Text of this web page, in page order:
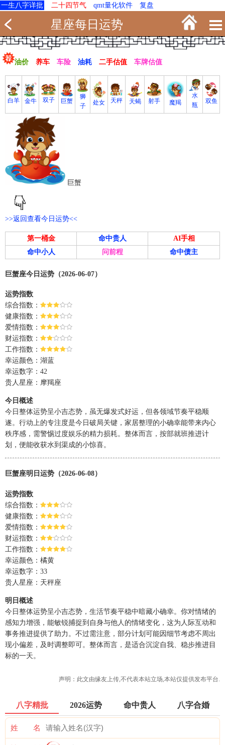
一生八字详批 二十四节气 qmt量化软件 复盘
星座每日运势
油价 养车 车险 油耗 二手估值 车牌估值
白羊 金牛 双子 巨蟹
狮
子
处女 天秤 天蝎 射手 魔羯
水
瓶
双鱼
巨蟹
>>返回查看今日运势<<
第一桶金 命中贵人
AI手相
命中小人
问前程 命中债主
巨蟹座今日运势（2026-06-07）
运势指数
综合指数：
健康指数：
爱情指数：
财运指数：
工作指数：
幸运颜色：湖蓝
幸运数字：42
贵人星座：摩羯座
今日概述
今日整体运势呈小吉态势，虽无爆发式好运，但各领域节奏平稳顺
遂。行动上的专注度是今日破局关键，家居整理的小确幸能带来内心
秩序感，需警惕过度娱乐的精力损耗。整体而言，按部就班推进计
划，便能收获水到渠成的小惊喜。
巨蟹座明日运势（2026-06-08）
运势指数
综合指数：
健康指数：
爱情指数：
财运指数：
工作指数：
幸运颜色：橘黄
幸运数字：33
贵人星座：天秤座
明日概述
今日整体运势呈小吉态势，生活节奏平稳中暗藏小确幸。你对情绪的
感知力增强，能敏锐捕捉到自身与他人的情绪变化，这为人际互动和
事务推进提供了助力。不过需注意，部分计划可能因细节考虑不周出
现小偏差，及时调整即可。整体而言，是适合沉淀自我、稳步推进目
标的一天。
声明：此文由缘友 上传,不代表本站立场,本站仅提供发布平台.
八字精批 2026运势 命中贵人 八字合婚
姓 名